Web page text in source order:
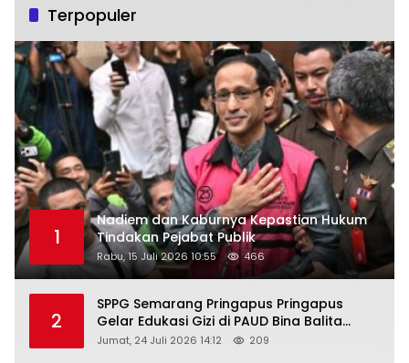
Terpopuler
1
Nadiem dan Kaburnya Kepastian Hukum
Tindakan Pejabat Publik
Rabu, 15 Juli 2026 10:55 466
2
SPPG Semarang Pringapus Pringapus
Gelar Edukasi Gizi di PAUD Bina Balita
Peringati Hari Anak Nasional 2026
Jumat, 24 Juli 2026 14:12 209